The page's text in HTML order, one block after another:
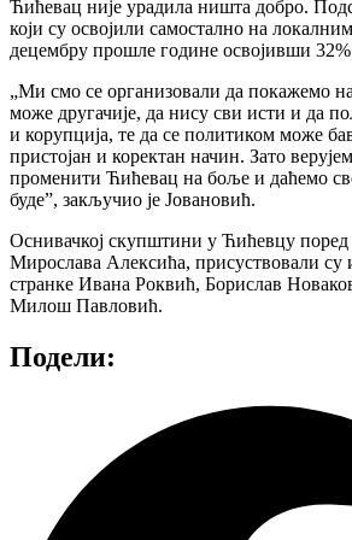
Ћићевац није урадила ништа добро.
који су освојили самостално на
децембру прошле године освојивши
„Ми смо се организовали да покажемо
може другачије, да нису сви исти и да
и корупција, те да се политиком може
пристојан и коректан начин. Зато
променити Ћићевац на боље и даћемо
буде”, закључио је Јовановић.
Оснивачкој скупштини у Ћићевцу поред
Мирослава Алексића, присуствовали су
странке Ивана Роквић, Борислав
Милош Павловић.
Подели: